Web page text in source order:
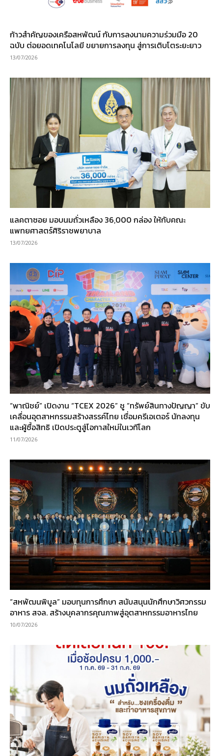
ก้าวสำคัญของเครือสหพัฒน์ กับการลงนามความร่วมมือ 20
ฉบับ ต่อยอดเทคโนโลยี ขยายการลงทุน สู่การเติบโตระยะยาว
13/07/2026
แลคตาซอย มอบนมถั่วเหลือง 36,000 กล่อง ให้กับคณะ
แพทยศาสตร์ศิริราชพยาบาล
13/07/2026
“พาณิชย์” เปิดงาน “TCEX 2026” ชู “ทรัพย์สินทางปัญญา” ขับ
เคลื่อนอุตสาหกรรมสร้างสรรค์ไทย เชื่อมครีเอเตอร์ นักลงทุน
และผู้ซื้อสิทธิ เปิดประตูสู่โอกาสใหม่ในเวทีโลก
11/07/2026
“สหพัฒนพิบูล” มอบทุนการศึกษา สนับสนุนนักศึกษาวิศวกรรม
อาหาร สจล. สร้างบุคลากรคุณภาพสู่อุตสาหกรรมอาหารไทย
10/07/2026